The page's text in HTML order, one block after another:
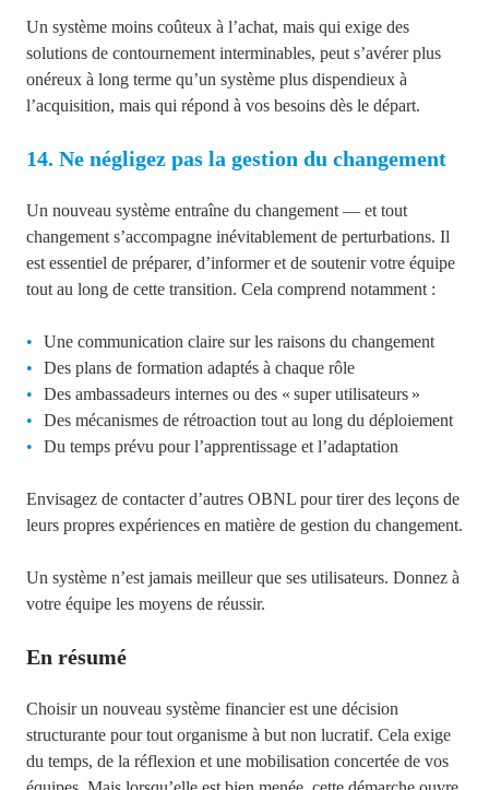
Un système moins coûteux à l’achat, mais qui exige des
solutions de contournement interminables, peut s’avérer plus
onéreux à long terme qu’un système plus dispendieux à
l’acquisition, mais qui répond à vos besoins dès le départ.
14. Ne négligez pas la gestion du changement
Un nouveau système entraîne du changement — et tout
changement s’accompagne inévitablement de perturbations. Il
est essentiel de préparer, d’informer et de soutenir votre équipe
tout au long de cette transition. Cela comprend notamment :
Une communication claire sur les raisons du changement
Des plans de formation adaptés à chaque rôle
Des ambassadeurs internes ou des « super utilisateurs »
Des mécanismes de rétroaction tout au long du déploiement
Du temps prévu pour l’apprentissage et l’adaptation
Envisagez de contacter d’autres OBNL pour tirer des leçons de
leurs propres expériences en matière de gestion du changement.
Un système n’est jamais meilleur que ses utilisateurs. Donnez à
votre équipe les moyens de réussir.
En résumé
Choisir un nouveau système financier est une décision
structurante pour tout organisme à but non lucratif. Cela exige
du temps, de la réflexion et une mobilisation concertée de vos